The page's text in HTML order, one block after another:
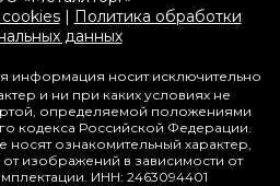
cookies| Политика обработки
данных
информация носит исключительно
и ни при каких условиях не
определяемой положениями
кодекса Российской Федерации.
носят ознакомительный характер,
от изображений в зависимости от
ИНН: 2463094401